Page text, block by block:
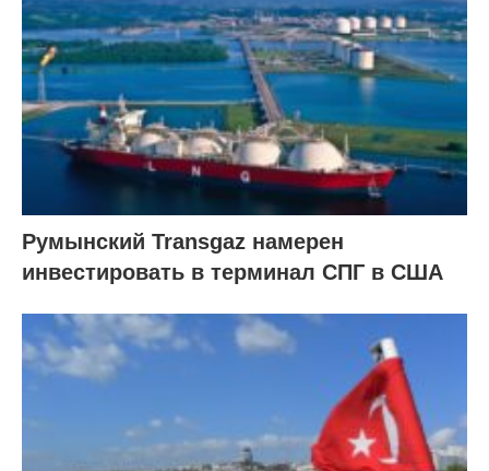
Румынский Transgaz намерен
инвестировать в терминал СПГ в США